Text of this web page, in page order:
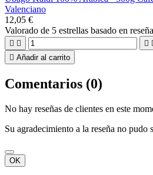
Valenciano
12,05 €
Valorado de 5 estrellas basado en
  
 Añadir al carrito
Comentarios (0)
No hay reseñas de clientes en este
Su agradecimiento a la reseña no pudo
OK